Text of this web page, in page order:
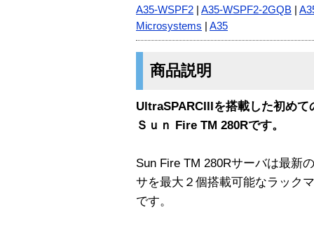
A35-WSPF2 A35-WSPF2-2GQB
Microsystems
A35
商品説明
UltraSPARCIIIを搭載した初め
Ｓｕｎ Fire TM 280Rです。
Sun Fire TM 280Rサーバは最新
サを最大２個搭載可能なラック
です。